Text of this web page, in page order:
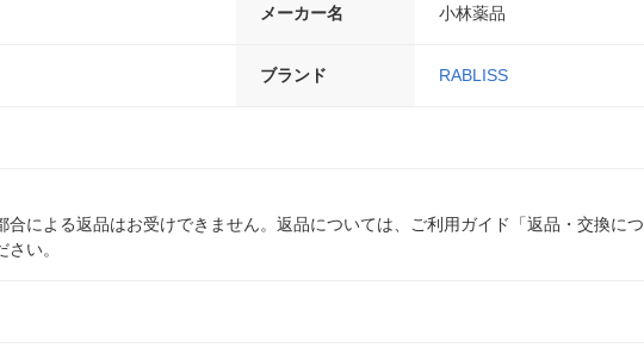
メーカー名 小林薬品
ブランド RABLISS
合による返品はお受けできません。返品については、ご利用ガイド「返品・交換に
い。